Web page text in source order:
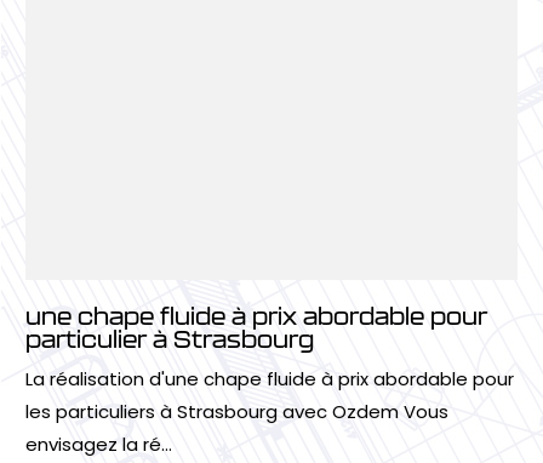
une chape fluide à prix abordable pour
particulier à Strasbourg
La réalisation d'une chape fluide à prix abordable pour
les particuliers à Strasbourg avec Ozdem Vous
envisagez la ré...